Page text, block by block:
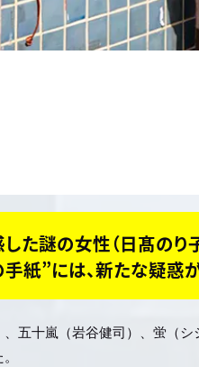
た謎の女性（日髙の
手紙”には、新たな疑惑
五十嵐（岩谷健司）、蛍（